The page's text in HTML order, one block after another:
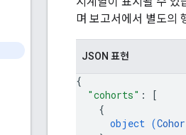
며 보고서에서 별도의
JSON 표현
{
"cohorts" :
[
{
object (